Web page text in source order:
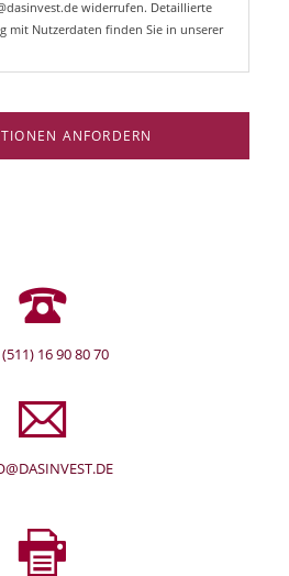
widerrufen. Detaillierte
mit Nutzerdaten finden Sie in unserer
ANFORDERN
16 90 80 70